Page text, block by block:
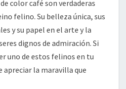
color café son verdaderas
felino. Su belleza única, sus
y su papel en el arte y la
dignos de admiración. Si
uno de estos felinos en tu
apreciar la maravilla que